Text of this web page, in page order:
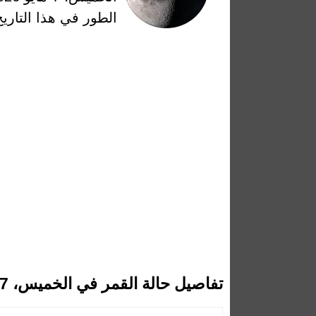
الطور في هذا
تفاصيل حالة القمر في الخميس، 7 مايو 2026